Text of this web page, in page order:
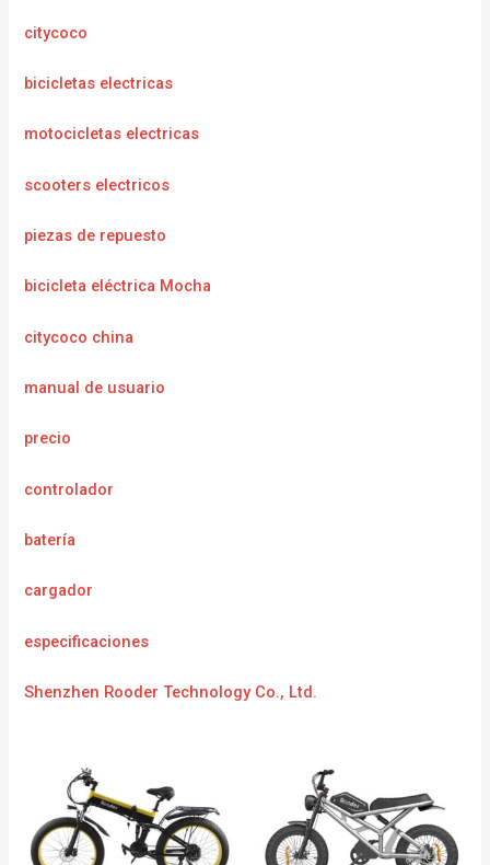
citycoco
bicicletas electricas
motocicletas electricas
scooters electricos
piezas de repuesto
bicicleta eléctrica Mocha
citycoco china
manual de usuario
precio
controlador
batería
cargador
especificaciones
Shenzhen Rooder Technology Co., Ltd.